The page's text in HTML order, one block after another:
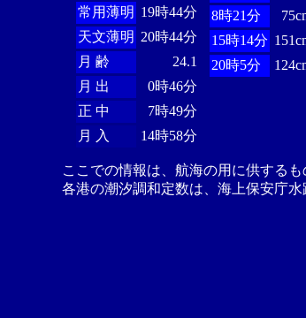
常用薄明 19時44分
天文薄明 20時44分
月 齢
24.1
月 出
0時46分
正 中
7時49分
月 入
14時58分
8時21分
15時14分
20時5分
ここでの情報は、航海の用に供する
各港の潮汐調和定数は、海上保安庁